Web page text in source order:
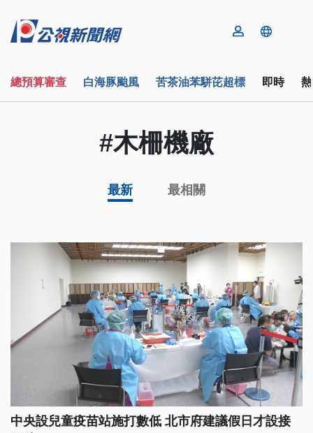
總預算審查 白海豚颱風 苦茶油苯駢芘超標 即時
#木柵機廠
最新 最相關
中央設兒童疫苗站施打數低 北市府建議假日才設接